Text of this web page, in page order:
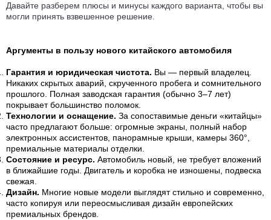
Давайте разберем плюсы и минусы каждого варианта, чтобы вы
могли принять взвешенное решение.
Аргументы в пользу нового китайского автомобиля
Гарантия и юридическая чистота. Вы — первый владелец.
Никаких скрытых аварий, скрученного пробега и сомнительного
прошлого. Полная заводская гарантия (обычно 3–7 лет)
покрывает большинство поломок.
Технологии и оснащение. За сопоставимые деньги «китайцы»
часто предлагают больше: огромные экраны, полный набор
электронных ассистентов, панорамные крыши, камеры 360°,
премиальные материалы отделки.
Состояние и ресурс. Автомобиль новый, не требует вложений
в ближайшие годы. Двигатель и коробка не изношены, подвеска
свежая.
Дизайн. Многие новые модели выглядят стильно и современно,
часто копируя или переосмысливая дизайн европейских
премиальных брендов.